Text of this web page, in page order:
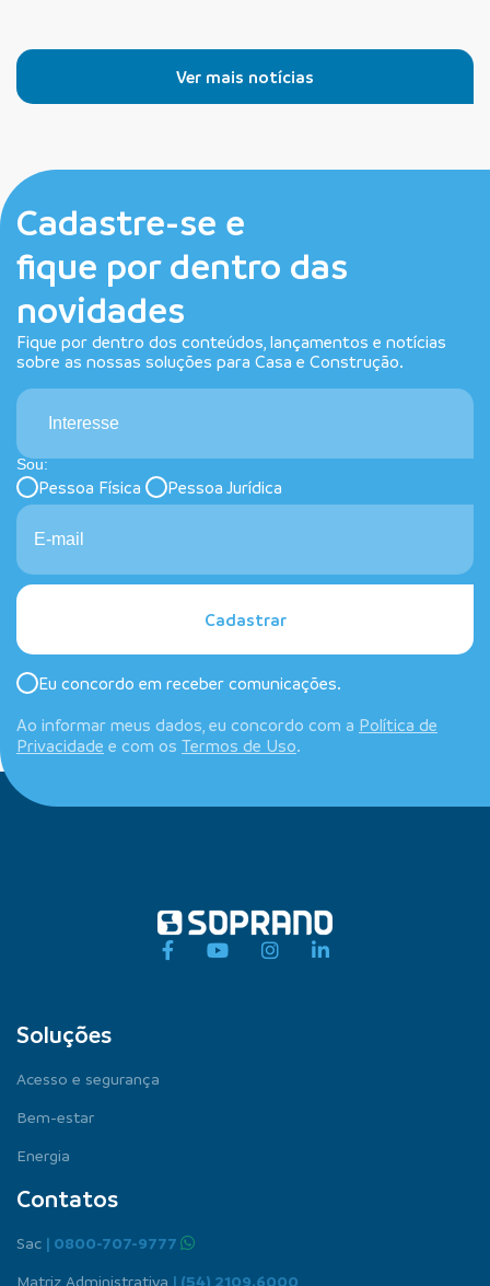
Ver mais notícias
Cadastre-se e
fique por dentro das
novidades
Fique por dentro dos conteúdos, lançamentos e notícias
sobre as nossas soluções para Casa e Construção.
Interesse
Sou:
Pessoa Física Pessoa Jurídica
Cadastrar
Eu concordo em receber comunicações.
Ao informar meus dados, eu concordo com a Política de
Privacidade e com os Termos de Uso.
Soluções
Acesso e segurança
Bem-estar
Energia
Contatos
Sac | 0800-707-9777
Matriz Administrativa | (54) 2109.6000